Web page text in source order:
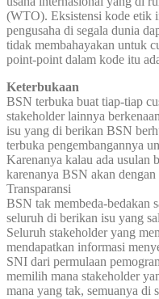
(WTO). Eksistensi kode etik
pengusaha di segala dunia
tidak membahayakan untuk
point-point dalam kode itu
Keterbukaan
BSN terbuka buat tiap-tiap
stakeholder lainnya
isu yang di berikan BSN
terbuka pengembangannya
Karenanya kalau ada usulan
karenanya BSN akan
Transparansi
BSN tak membeda-bedakan
seluruh di berikan isu yang
Seluruh stakeholder yang
mendapatkan informasi
SNI dari permulaan
memilih mana stakeholder
mana yang tak, semuanya di